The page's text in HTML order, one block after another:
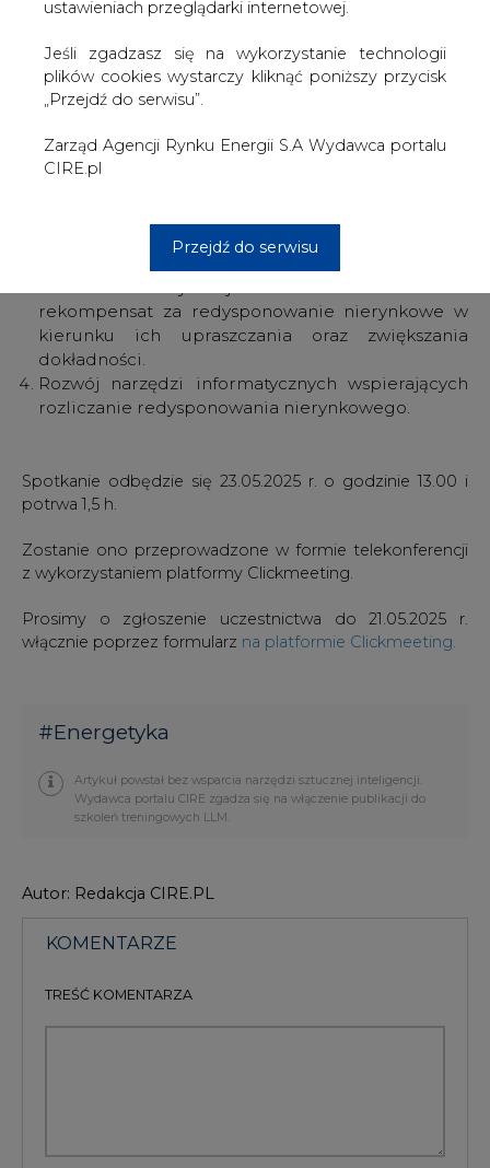
„Przejdź do serwisu”.
Zarząd Agencji Rynku Energii S.A Wydawca portalu
CIRE.pl
Przejdź do serwisu
Podczas spotkania zostaną omówione następujące
Redysponowanie nierynkowe w kontekście
wymogu zbilansowania KSE.
nierynkowego w kierunku zwiększania stopnia
jego proporcjonalności.
rekompensat za redysponowanie nierynkowe w
kierunku ich upraszczania oraz zwiększania
Rozwój narzędzi informatycznych wspierających
rozliczanie redysponowania nierynkowego.
Spotkanie odbędzie się 23.05.2025 r. o godzinie 13.00 i
potrwa 1,5 h.
z wykorzystaniem platformy Clickmeeting.
włącznie poprzez formularzna platformie Clickmeeting.
#Energetyka
szkoleń treningowych LLM.
Autor: Redakcja CIRE.PL
TREŚĆ KOMENTARZA